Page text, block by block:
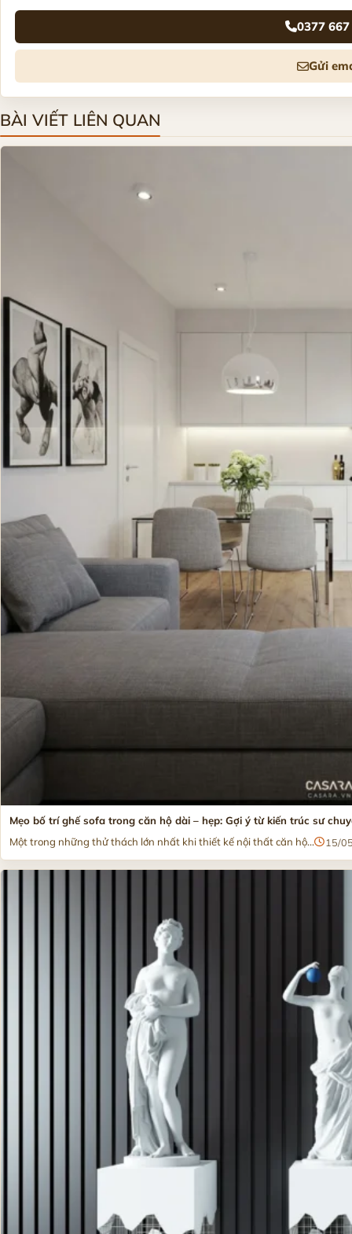
0377
Gửi
BÀI VIẾT LIÊN QUAN
Mẹo bố trí ghế sofa trong căn hộ dài – hẹp: Gợi ý từ kiến trúc sư
Một trong những thử thách lớn nhất khi thiết kế nội thất căn hộ...
15/